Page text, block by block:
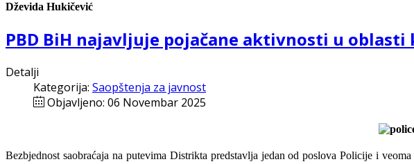
Dževida Hukičević
PBD BiH najavljuje pojačane aktivnosti u
Detalji
Kategorija: Saopštenja za javnost
Objavljeno: 06 Novembar 2025
Bezbjednost saobraćaja na putevima Distrikta predstavlja jedan od poslova Policije i